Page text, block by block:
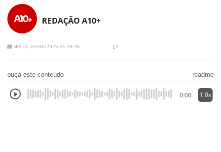
REDAÇÃO A10+
SEXTA, 05/06/2026 ÀS 18:46
ouça este conteúdo readme
0:00 1.0x